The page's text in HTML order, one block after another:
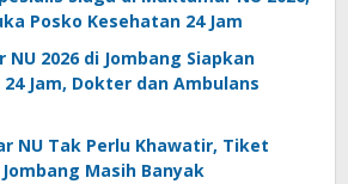
Posko Kesehatan 24 Jam
2026 di Jombang Siapkan
Jam, Dokter dan Ambulans
NU Tak Perlu Khawatir, Tiket
Masih Banyak